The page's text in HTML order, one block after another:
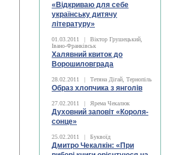
«Відкриваю для себе
українську дитячу
літературу»
01.03.2011 |
Віктор Грушецький,
Івано-Франківськ
Халявний квиток до
Ворошиловграда
28.02.2011 | Тетяна Дігай, Тернопіль
Образ хлопчика з янголів
27.02.2011 | Ярема Чекалюк
Духовний заповіт «Короля-
сонце»
25.02.2011 | Буквоїд
Дмитро Чекалкін: «При